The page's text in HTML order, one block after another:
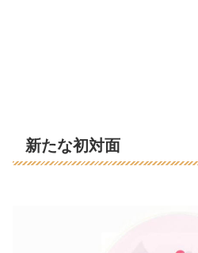
新たな初対面